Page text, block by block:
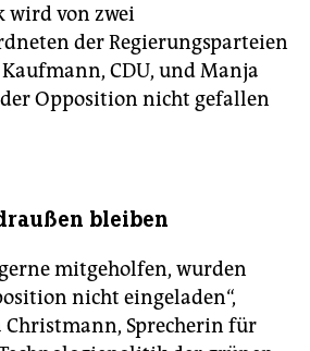
wird von zwei
der Regierungsparteien
CDU, und Manja
der Opposition nicht gefallen
bleiben
mitgeholfen, wurden
nicht eingeladen“,
Christmann, Sprecherin für